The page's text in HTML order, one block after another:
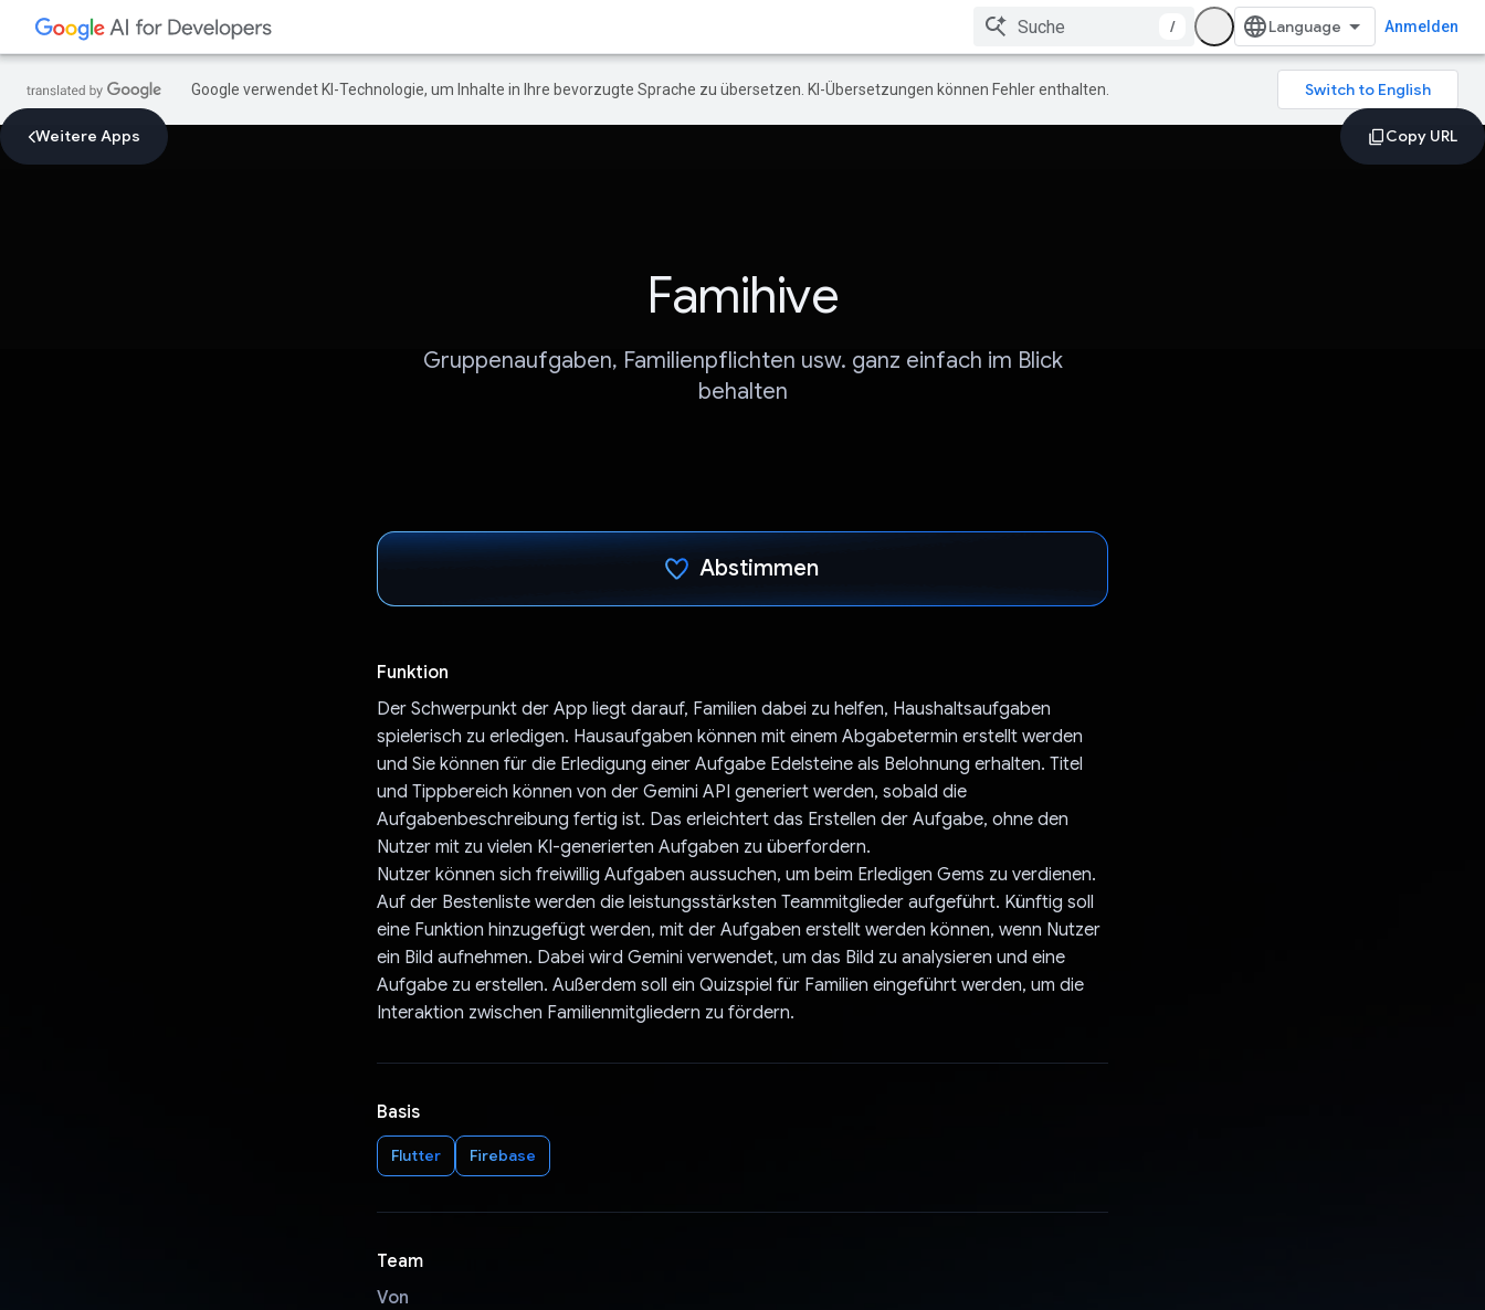
/ Anmelden
Google verwendet KI-Technologie, um Inhalte in Ihre bevorzugte Sprache zu übersetzen. KI-Übersetzungen können Fehler enthalten.
Weitere Apps
Famihive
Gruppenaufgaben, Familienpflichten usw. ganz einfach im Blick
behalten
Abstimmen
Funktion
Der Schwerpunkt der App liegt darauf, Familien dabei zu helfen, Haushaltsaufgaben
spielerisch zu erledigen. Hausaufgaben können mit einem Abgabetermin erstellt werden
und Sie können für die Erledigung einer Aufgabe Edelsteine als Belohnung erhalten. Titel
und Tippbereich können von der Gemini API generiert werden, sobald die
Aufgabenbeschreibung fertig ist. Das erleichtert das Erstellen der Aufgabe, ohne den
Nutzer mit zu vielen KI-generierten Aufgaben zu überfordern.
Nutzer können sich freiwillig Aufgaben aussuchen, um beim Erledigen Gems zu verdienen.
Auf der Bestenliste werden die leistungsstärksten Teammitglieder aufgeführt. Künftig soll
eine Funktion hinzugefügt werden, mit der Aufgaben erstellt werden können, wenn Nutzer
ein Bild aufnehmen. Dabei wird Gemini verwendet, um das Bild zu analysieren und eine
Aufgabe zu erstellen. Außerdem soll ein Quizspiel für Familien eingeführt werden, um die
Interaktion zwischen Familienmitgliedern zu fördern.
Basis
Flutter Firebase
Team
Von